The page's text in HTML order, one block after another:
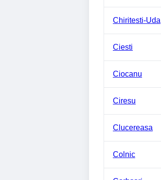
Chiritesti-Uda
Ciesti
Ciocanu
Ciresu
Clucereasa
Colnic